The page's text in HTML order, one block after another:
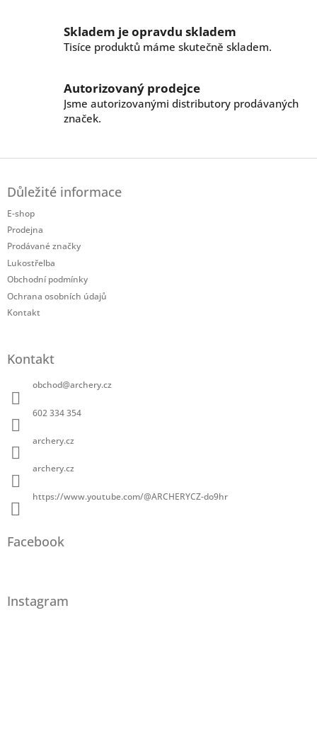
p
i
s
Skladem je opravdu skladem
Tisíce produktů máme skutečně skladem.
Autorizovaný prodejce
Jsme autorizovanými distributory prodávaných
značek.
Z
Důležité informace
E-shop
Prodejna
Prodávané značky
Lukostřelba
Obchodní podmínky
Ochrana osobních údajů
Kontakt
Kontakt
obchod@archery.cz
602 334 354
archery.cz
archery.cz
https://www.youtube.com/@ARCHERYCZ-do9hr
Facebook
Instagram